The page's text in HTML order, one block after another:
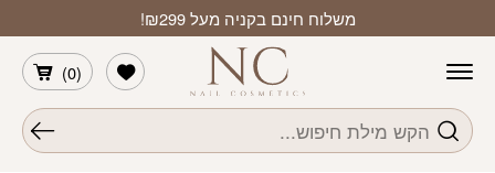
משלוח חינם בקניה מעל ₪299!
חיפוש
(
0
)
הרשימה שלי